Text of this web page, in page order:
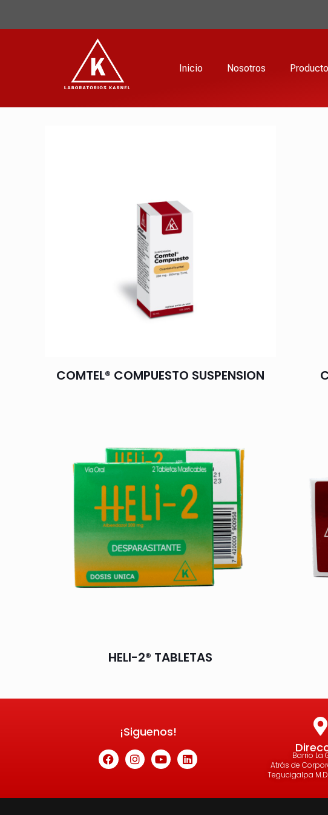
Inicio Nosotros
COMTEL® COMPUESTO SUSPENSION
HELI-2® TABLETAS
¡Siguenos!
Barrio La
Atrás de
Tegucigalpa